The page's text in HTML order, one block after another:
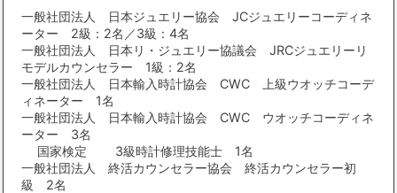
一般社団法人 日本ジュエリー協会 JCジュエリーコーディネ
ーター 2級：2名／3級：4名
一般社団法人 日本リ・ジュエリー協議会 JRCジュエリーリ
モデルカウンセラー 1級：2名
一般社団法人 日本輸入時計協会 CWC 上級ウオッチコーデ
ィネーター 1名
一般社団法人 日本輸入時計協会 CWC ウオッチコーディネ
ーター 3名
国家検定 3級時計修理技能士 1名
一般社団法人 終活カウンセラー協会 終活カウンセラー初
級 2名